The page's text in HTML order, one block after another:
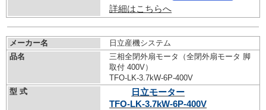
詳細はこちらへ
メーカー名
日立産機システム
品名
三相全閉外扇モータ（全閉外扇モータ 脚
取付 400V）
TFO-LK-3.7kW-6P-400V
型 式
日立モーター
TFO-LK-3.7kW-6P-400V